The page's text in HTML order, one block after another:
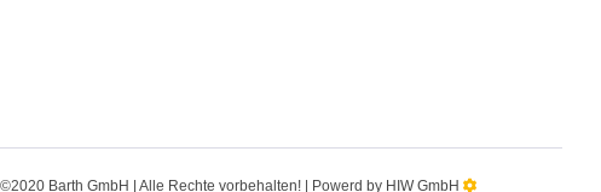
Barth GmbH | Alle Rechte vorbehalten! | Powerd by HIW GmbH